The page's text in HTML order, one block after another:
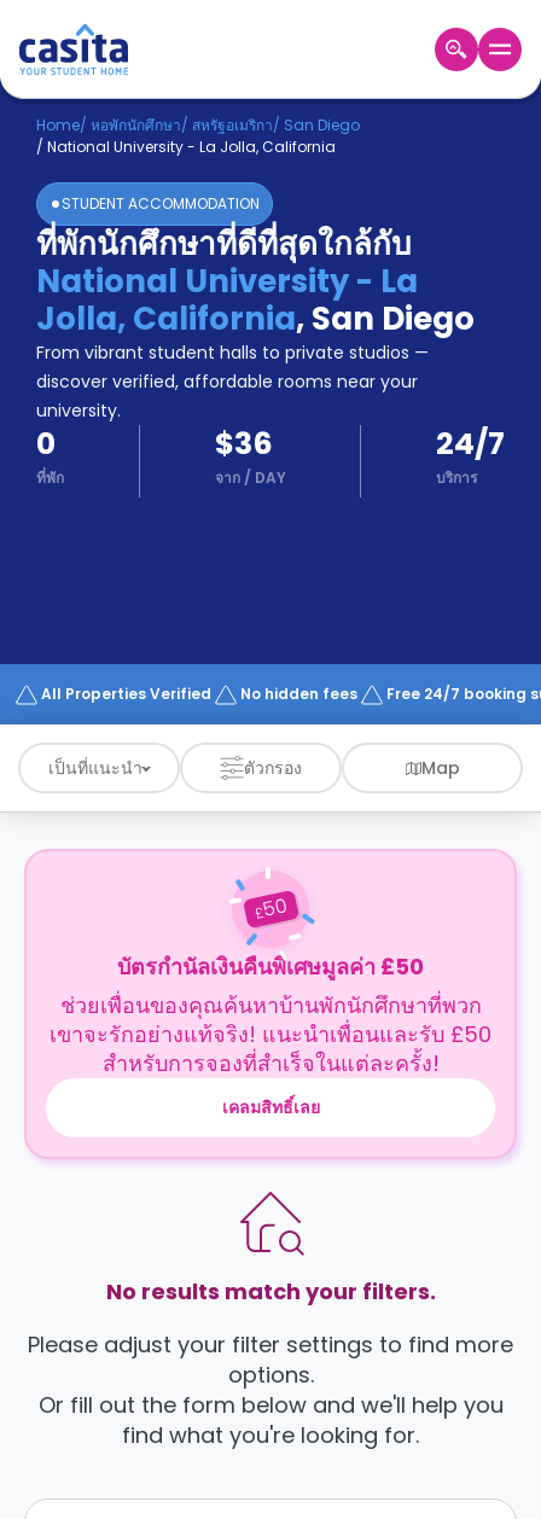
Home TH USD
เข้าสู่
ระบบ
Booking
Accommodation
About
us
Blog
Refer
And
Earn
Become
A
Partner
Help
Works
Home/ หอพักนักศึกษา/ สหรัฐอเมริกา/ San Diego
/ National University - La Jolla, California
STUDENT ACCOMMODATION
ที่พักนักศึกษาที่ดีที่สุดใกล้กับ
National University - La
Jolla, California,San Diego
From vibrant student halls to private studios —
discover verified, affordable rooms near your
university.
0
ที่พัก
$36
จาก/ DAY
24/7
บริการ
All Properties Verified No hidden fees Free 24/7 booking
เป็นที่แนะนำ ตัวกรอง Map
£50
บัตรกำนัลเงินคืนพิเศษมูลค่า £50
ช่วยเพื่อนของคุณค้นหาบ้านพักนักศึกษาที่พวก
เขาจะรักอย่างแท้จริง! แนะนำเพื่อนและรับ £50
สำหรับการจองที่สำเร็จในแต่ละครั้ง!
เคลมสิทธิ์เลย
No results match your filters.
Please adjust your filter settings to find more
options.
Or fill out the form below and we'll help you
find what you're looking for.